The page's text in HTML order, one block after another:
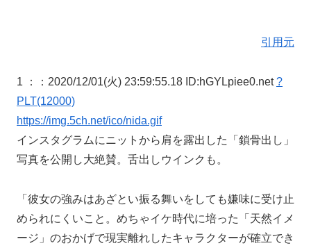
引用元
1 ： ：2020/12/01(火) 23:59:55.18 ID:hGYLpiee0.net?
PLT(12000)
https://img.5ch.net/ico/nida.gif
インスタグラムにニットから肩を露出した「鎖骨出し」
写真を公開し大絶賛。舌出しウインクも。
「彼女の強みはあざとい振る舞いをしても嫌味に受け止
められにくいこと。めちゃイケ時代に培った「天然イメ
ージ」のおかげで現実離れしたキャラクターが確立でき